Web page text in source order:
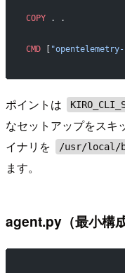
COPY . .
CMD [
ポイントは
なセットアップをスキ
イナリを
/usr/local/
ます。
agent.py（最小構成